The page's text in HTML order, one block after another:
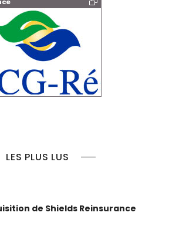
LES PLUS LUS
de Shields Reinsurance